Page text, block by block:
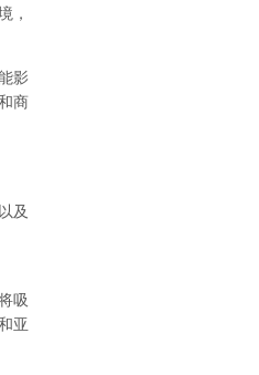
，
影
商
及
吸
亚